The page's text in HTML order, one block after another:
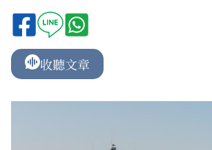
收聽文章